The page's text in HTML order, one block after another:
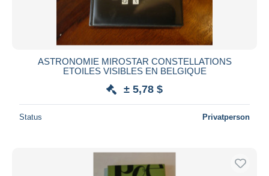
ASTRONOMIE MIROSTAR CONSTELLATIONS
ETOILES VISIBLES EN BELGIQUE
± 5,78 $
Status Privatperson